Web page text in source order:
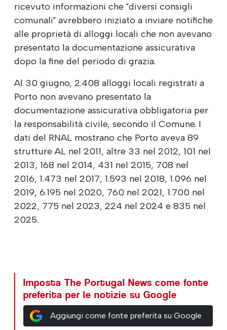
ricevuto informazioni che "diversi consigli
comunali" avrebbero iniziato a inviare notifiche
alle proprietà di alloggi locali che non avevano
presentato la documentazione assicurativa
dopo la fine del periodo di grazia.
Al 30 giugno, 2.408 alloggi locali registrati a
Porto non avevano presentato la
documentazione assicurativa obbligatoria per
la responsabilità civile, secondo il Comune. I
dati del RNAL mostrano che Porto aveva 89
strutture AL nel 2011, altre 33 nel 2012, 101 nel
2013, 168 nel 2014, 431 nel 2015, 708 nel
2016, 1.473 nel 2017, 1.593 nel 2018, 1.096 nel
2019, 6.195 nel 2020, 760 nel 2021, 1.700 nel
2022, 775 nel 2023, 224 nel 2024 e 835 nel
2025.
Imposta The Portugal News come fonte
preferita per le notizie su Google
Aggiungi come fonte preferita su Google